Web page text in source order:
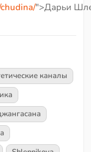
">Дарьи
каналы